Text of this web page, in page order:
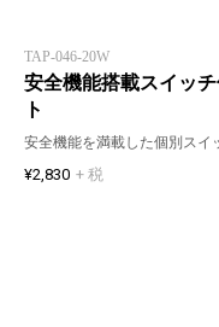
TAP-046-20W
安全機能搭載スイッ
ト
安全機能を満載した個別スイ
¥2,830 + 税